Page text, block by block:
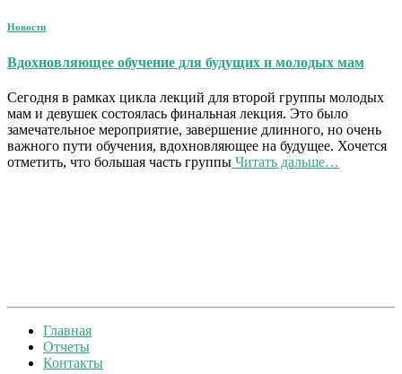
Новости
Вдохновляющее обучение для будущих и молодых мам
Сегодня в рамках цикла лекций для второй группы молодых
мам и девушек состоялась финальная лекция. Это было
замечательное мероприятие, завершение длинного, но очень
важного пути обучения, вдохновляющее на будущее. Хочется
отметить, что большая часть группы Читать дальше…
Главная
Отчеты
Контакты